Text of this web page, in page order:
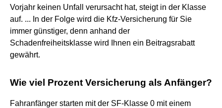
Vorjahr keinen Unfall verursacht hat, steigt in der Klasse
auf. ... In der Folge wird die Kfz-Versicherung für Sie
immer günstiger, denn anhand der
Schadenfreiheitsklasse wird Ihnen ein Beitragsrabatt
gewährt.
Wie viel Prozent Versicherung als Anfänger?
Fahranfänger starten mit der SF-Klasse 0 mit einem